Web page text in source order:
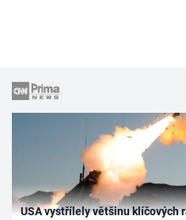
USA vystřílely většinu klíčových